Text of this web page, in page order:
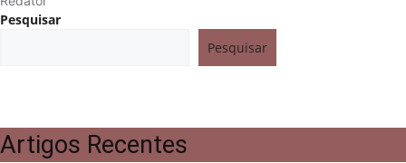
Pesquisar
Pesquisar
Artigos Recentes